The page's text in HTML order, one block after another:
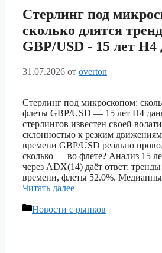
Стерлинг под
сколько длятся
GBP/USD ‑ 15 лет
31.07.2026 от overton
Стерлинг под микроскопом:
флеты GBP/USD — 15 лет H4
стерлингов известен своей
склонностью к резким
времени GBP/USD реально
сколько — во флете? Анализ 15
через ADX(14) даёт ответ:
времени, флеты 52.0%.
Читать далее
Рубрики
Новости с рынков